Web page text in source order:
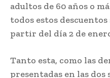
adultos de 60 años o
todos estos
partir del día 2 de
Tanto esta, como las
presentadas en las dos